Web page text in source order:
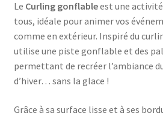
Le Curling gonflableest une activité
tous, idéale pour animer vos
comme en extérieur. Inspiré du
utilise une piste gonflable et des
permettant de recréer l’ambiance
d’hiver… sans la glace !
Grâce à sa surface lisse et à ses